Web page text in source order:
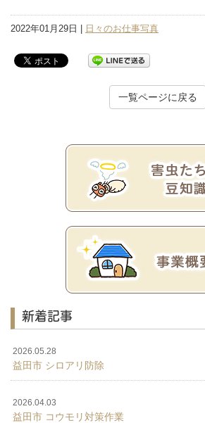
2022年01月29日 | 日々のお仕事写真
一覧ページに戻る
新着記事
2026.05.28
益田市 シロアリ防除
2026.04.03
益田市 コウモリ対策作業